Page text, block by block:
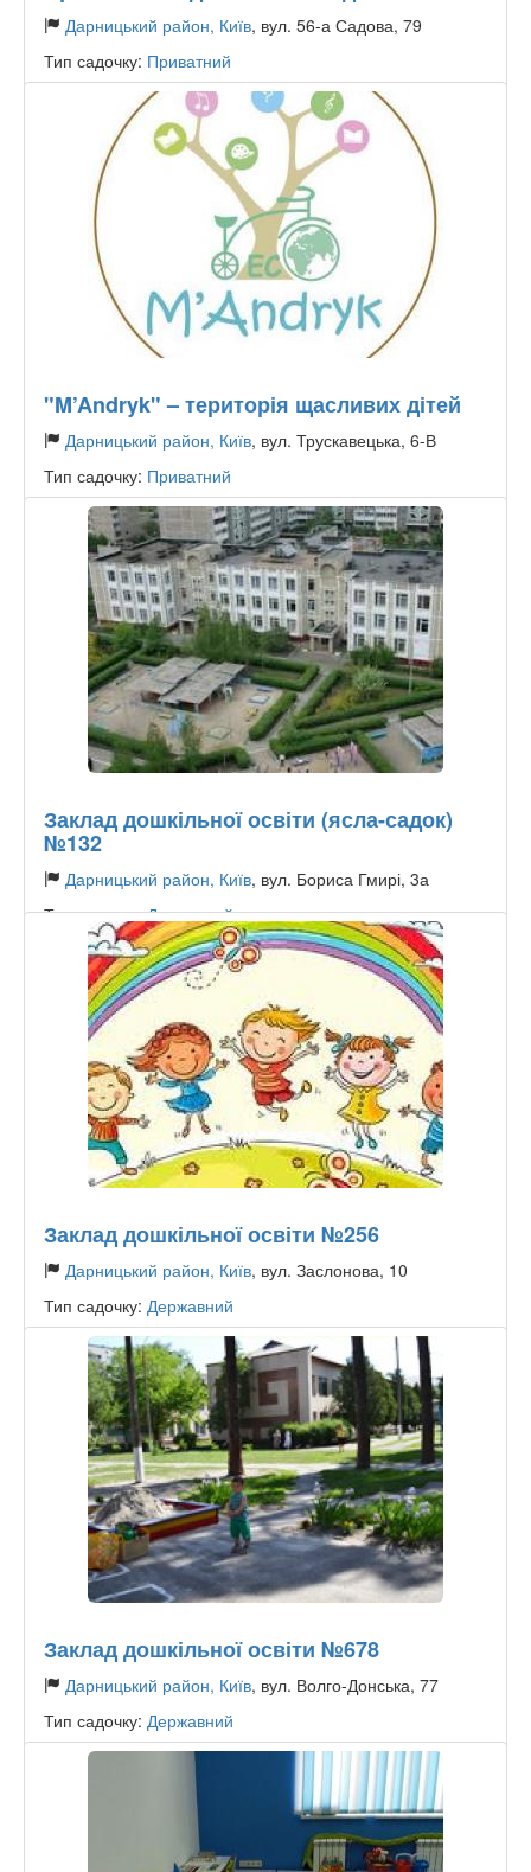
Дарницький район, Київ, вул. 56-а Садова, 79
Тип садочку: Приватний
"M’Andryk" – територія щасливих дітей
Дарницький район, Київ, вул. Трускавецька, 6-В
Тип садочку: Приватний
Заклад дошкільної освіти (ясла-садок)
№132
Дарницький район, Київ, вул. Бориса Гмирі, 3а
Тип садочку:Державний
Заклад дошкільної освіти №256
Дарницький район, Київ, вул. Заслонова, 10
Тип садочку: Державний
Заклад дошкільної освіти №678
Дарницький район, Київ, вул. Волго-Донська, 77
Тип садочку: Державний